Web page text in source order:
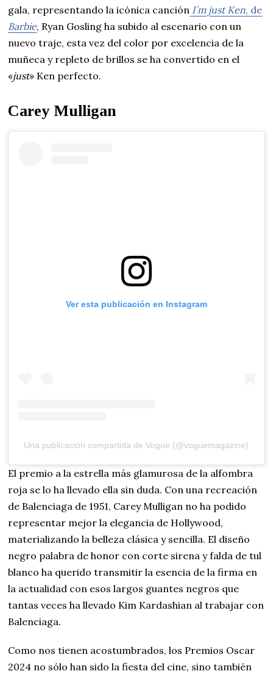
gala, representando la icónica canción I´m just Ken, de
Barbie, Ryan Gosling ha subido al escenario con un
nuevo traje, esta vez del color por excelencia de la
muñeca y repleto de brillos se ha convertido en el
«just» Ken perfecto.
Carey Mulligan
Ver esta publicación en Instagram
Una publicación compartida de Vogue (@voguemagazine)
El premio a la estrella más glamurosa de la alfombra
roja se lo ha llevado ella sin duda. Con una recreación
de Balenciaga de 1951, Carey Mulligan no ha podido
representar mejor la elegancia de Hollywood,
materializando la belleza clásica y sencilla. El diseño
negro palabra de honor con corte sirena y falda de tul
blanco ha querido transmitir la esencia de la firma en
la actualidad con esos largos guantes negros que
tantas veces ha llevado Kim Kardashian al trabajar con
Balenciaga.
Como nos tienen acostumbrados, los Premios Oscar
2024 no sólo han sido la fiesta del cine, sino también